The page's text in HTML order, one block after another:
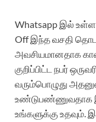
Whatsapp இல் உள்ள
Off இந்த வசதி
அவசியமானதாக
குறிப்பிட்ட நபர்
வரும்பொழுது
உண்டுபண்ணுவதாக
உங்களுக்கு உதவும்.